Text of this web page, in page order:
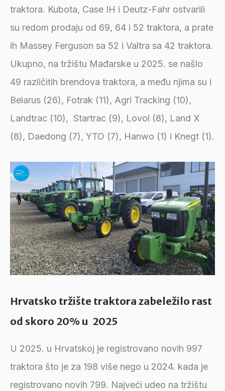
traktora. Kubota, Case IH i Deutz-Fahr ostvarili
su redom prodaju od 69, 64 i 52 traktora, a prate
ih Massey Ferguson sa 52 i Valtra sa 42 traktora.
Ukupno, na tržištu Mađarske u 2025. se našlo
49 različitih brendova traktora, a među njima su i
Belarus (26), Fotrak (11), Agri Tracking (10),
Landtrac (10), Startrac (9), Lovol (8), Land X
(8), Daedong (7), YTO (7), Hanwo (1) i Knegt (1).
Hrvatsko tržište traktora zabeležilo rast
od skoro 20% u 2025
U 2025. u Hrvatskoj je registrovano novih 997
traktora što je za 198 više nego u 2024. kada je
registrovano novih 799. Najveći udeo na tržištu